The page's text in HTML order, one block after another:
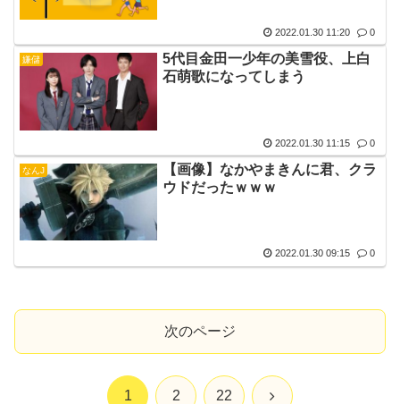
2022.01.30 11:20 0
嫌儲
5代目金田一少年の美雪役、上白
石萌歌になってしまう
2022.01.30 11:15 0
なんJ
【画像】なかやまきんに君、クラ
ウドだったｗｗｗ
2022.01.30 09:15 0
次のページ
1 2 22 次